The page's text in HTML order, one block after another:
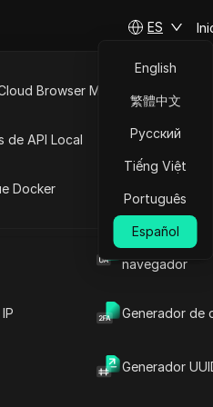
Cuál es el
navegador
Generador de
Generador
Browser MCP
de API Local
Docker
ES
English
繁體中文
Русский
Tiếng Việt
Português
Español
guía
Hacer preguntas
Abrir en ChatGPT
Hacer preguntas
Abrir en Claude
Hacer preguntas